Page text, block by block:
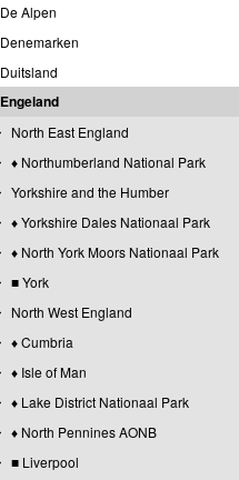
De Alpen
Denemarken
Duitsland
Engeland
North East England
♦ Northumberland National Park
Yorkshire and the Humber
♦ Yorkshire Dales Nationaal Park
♦ North York Moors Nationaal Park
■ York
North West England
♦ Cumbria
♦ Isle of Man
♦ Lake District Nationaal Park
♦ North Pennines AONB
■ Liverpool